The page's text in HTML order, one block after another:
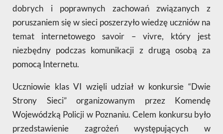
dobrych i poprawnych zachowań związanych z
poruszaniem się w sieci poszerzyło wiedzę uczniów na
temat internetowego savoir – vivre, który jest
niezbędny podczas komunikacji z drugą osobą za
pomocą Internetu.
Uczniowie klas VI wzięli udział w konkursie “Dwie
Strony Sieci” organizowanym przez Komendę
Wojewódzką Policji w Poznaniu. Celem konkursu było
przedstawienie zagrożeń występujących w